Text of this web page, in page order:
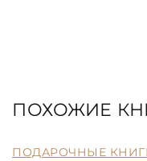
ПОХОЖИЕ
ПОДАРОЧНЫЕ